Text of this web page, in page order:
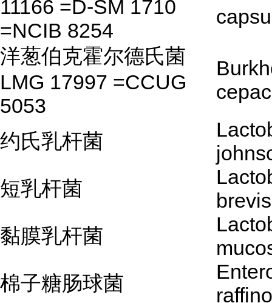
11166 =D-SM 1710
=NCIB 8254
洋葱伯克霍尔德氏菌
LMG 17997 =CCUG
5053
约氏乳杆菌
短乳杆菌
brevis
黏膜乳杆菌
棉子糖肠球菌